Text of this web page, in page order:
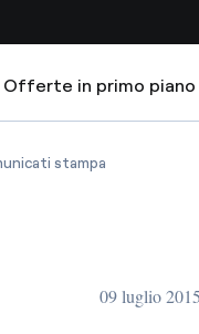
Offerte in primo piano
stampa
09 luglio